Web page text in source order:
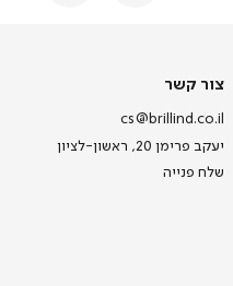
צור קשר
cs@brillind.co.il
יעקב פרימן 20, ראשון-לציון
שלח פנייה